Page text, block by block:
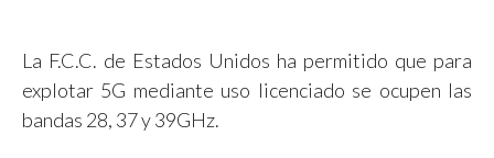
La F.C.C. de Estados Unidos ha permitido que para
explotar 5G mediante uso licenciado se ocupen las
bandas 28, 37 y 39GHz.